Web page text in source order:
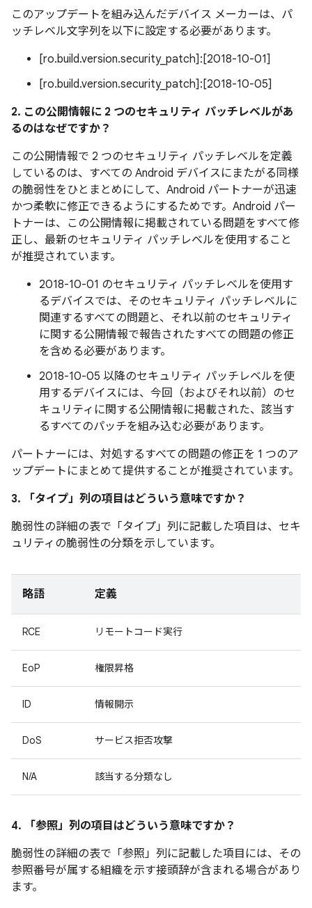
このアップデートを組み込んだデバイス メーカーは、パ
ッチレベル文字列を以下に設定する必要があります。
[ro.build.version.security_patch]:[2018-10-01]
[ro.build.version.security_patch]:[2018-10-05]
2. この公開情報に 2 つのセキュリティ パッチレベルがあ
るのはなぜですか？
この公開情報で 2 つのセキュリティ パッチレベルを定義
しているのは、すべての Android デバイスにまたがる同様
の脆弱性をひとまとめにして、Android パートナーが迅速
かつ柔軟に修正できるようにするためです。Android パー
トナーは、この公開情報に掲載されている問題をすべて修
正し、最新のセキュリティ パッチレベルを使用すること
が推奨されています。
2018-10-01 のセキュリティ パッチレベルを使用す
るデバイスでは、そのセキュリティ パッチレベルに
関連するすべての問題と、それ以前のセキュリティ
に関する公開情報で報告されたすべての問題の修正
を含める必要があります。
2018-10-05 以降のセキュリティ パッチレベルを使
用するデバイスには、今回（およびそれ以前）のセ
キュリティに関する公開情報に掲載された、該当す
るすべてのパッチを組み込む必要があります。
パートナーには、対処するすべての問題の修正を 1 つのア
ップデートにまとめて提供することが推奨されています。
3. 「タイプ」 列の項目はどういう意味ですか？
脆弱性の詳細の表で「タイプ」 列に記載した項目は、セキ
ュリティの脆弱性の分類を示しています。
略語 定義
RCE リモートコード実行
EoP 権限昇格
ID 情報開示
DoS サービス拒否攻撃
N/A 該当する分類なし
4. 「参照」 列の項目はどういう意味ですか？
脆弱性の詳細の表で「参照」列に記載した項目には、その
参照番号が属する組織を示す接頭辞が含まれる場合があり
ます。